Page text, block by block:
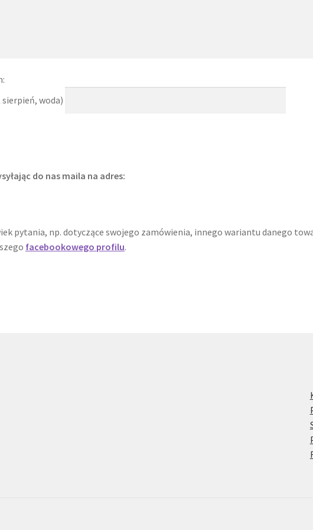
woda)
do nas maila na adres:
pytania, np. dotyczące swojego zamówienia, innego wariantu danego
facebookowego profilu.